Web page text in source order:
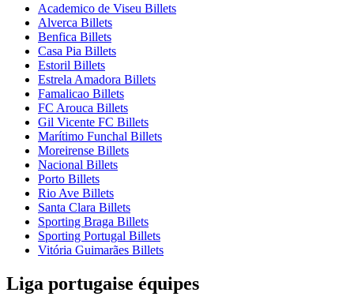
Academico de Viseu Billets
Alverca Billets
Benfica Billets
Casa Pia Billets
Estoril Billets
Estrela Amadora Billets
Famalicao Billets
FC Arouca Billets
Gil Vicente FC Billets
Marítimo Funchal Billets
Moreirense Billets
Nacional Billets
Porto Billets
Rio Ave Billets
Santa Clara Billets
Sporting Braga Billets
Sporting Portugal Billets
Vitória Guimarães Billets
Liga portugaise équipes